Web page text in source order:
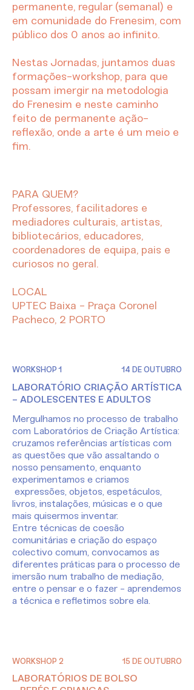
permanente, regular (semanal) e
em comunidade do Frenesim, com
público dos 0 anos ao infinito.
Nestas Jornadas, juntamos duas
formações-workshop, para que
possam imergir na metodologia
do Frenesim e neste caminho
feito de permanente ação-
reflexão, onde a arte é um meio e
fim.
PARA QUEM?
Professores, facilitadores e
mediadores culturais, artistas,
bibliotecários, educadores,
coordenadores de equipa, pais e
curiosos no geral.
LOCAL
UPTEC Baixa - Praça Coronel
Pacheco, 2 PORTO
WORKSHOP 1 14 DE OUTUBRO
LABORATÓRIO CRIAÇÃO ARTÍSTICA
- ADOLESCENTES E ADULTOS
Mergulhamos no processo de trabalho
com Laboratórios de Criação Artística:
cruzamos referências artísticas com
as questões que vão assaltando o
nosso pensamento, enquanto
experimentamos e criamos
expressões, objetos, espetáculos,
livros, instalações, músicas e o que
mais quisermos inventar.
Entre técnicas de coesão
comunitárias e criação do espaço
colectivo comum, convocamos as
diferentes práticas para o processo de
imersão num trabalho de mediação,
entre o pensar e o fazer - aprendemos
a técnica e refletimos sobre ela.
WORKSHOP 2 15 DE OUTUBRO
LABORATÓRIOS DE BOLSO